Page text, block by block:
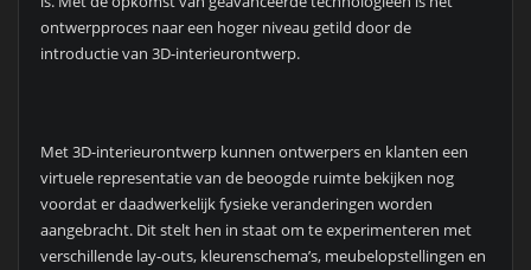
ontwerpproces naar een hoger niveau getild door de
introductie van 3D-interieurontwerp.
Met 3D-interieurontwerp kunnen ontwerpers en klanten een
virtuele representatie van de beoogde ruimte bekijken nog
voordat er daadwerkelijk fysieke veranderingen worden
aangebracht. Dit stelt hen in staat om te experimenteren met
verschillende lay-outs, kleurenschema’s, meubelopstellingen en